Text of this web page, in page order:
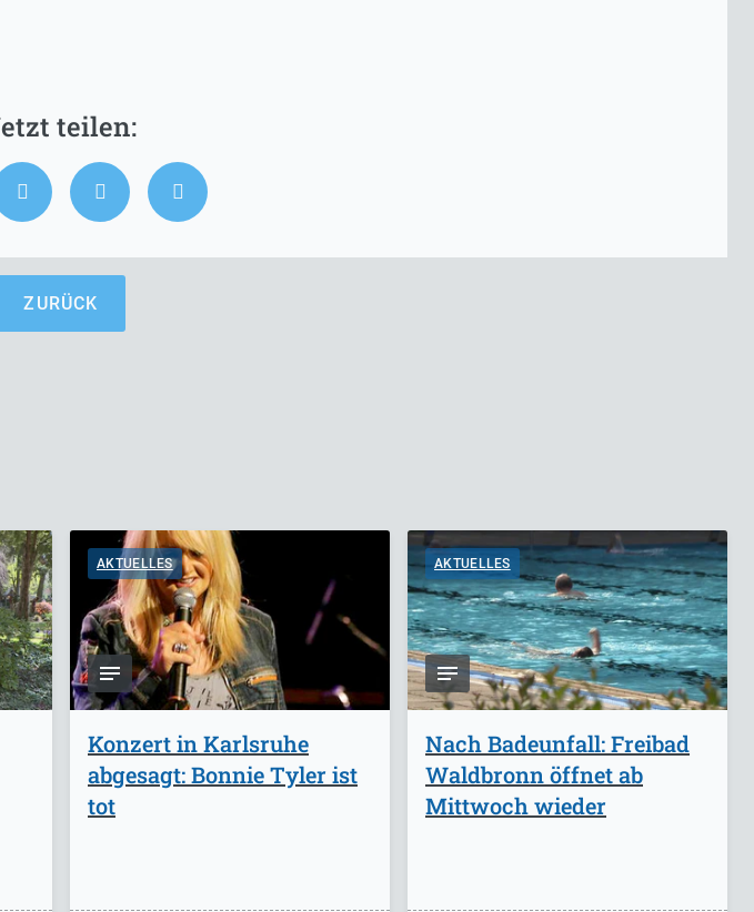
ZURÜCK
AKTUELLES
Konzert in Karlsruhe
abgesagt: Bonnie Tyler ist
tot
AKTUELLES
Nach Badeunfall: Freibad
Waldbronn öffnet ab
Mittwoch wieder